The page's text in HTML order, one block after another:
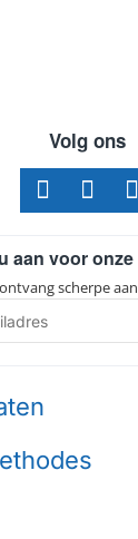
Volg ons
aan voor
scherpe